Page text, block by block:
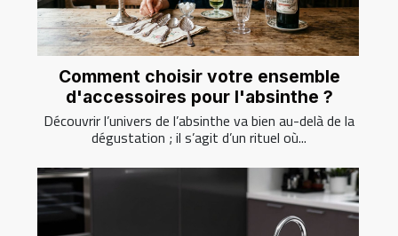
Comment choisir votre ensemble
d'accessoires pour l'absinthe ?
Découvrir l’univers de l’absinthe va bien au-delà de la
dégustation ; il s’agit d’un rituel où...